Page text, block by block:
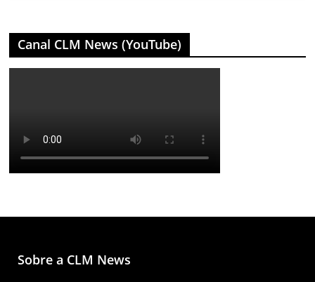
Canal CLM News (YouTube)
Sobre a CLM News